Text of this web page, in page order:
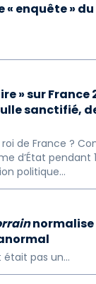
« enquête » du
» sur France
sanctifié,
roi de France ?
d’État pendant
politique…
normalise
pas un...